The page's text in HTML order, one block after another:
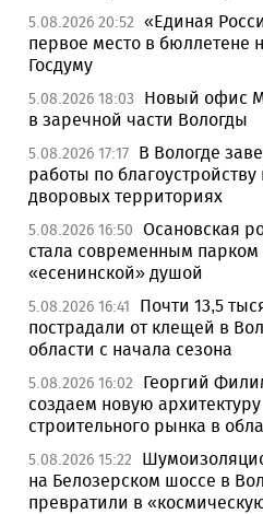
5.08.2026 20:52 «Единая
первое место в бюллетене
Госдуму
5.08.2026 18:03
Новый офис
в заречной части Вологды
5.08.2026 17:17 В Вологде
работы по благоустройству
дворовых территориях
5.08.2026 16:50 Осановская
стала современным парком
«есенинской» душой
5.08.2026 16:41
Почти 13,5
пострадали от клещей в
области с начала сезона
5.08.2026 16:02
Георгий
создаем новую архитектуру
строительного рынка в
5.08.2026 15:22
на Белозерском шоссе в
превратили в